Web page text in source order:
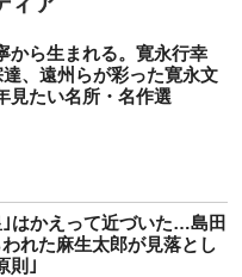
から生まれる。寛永行幸
、遠州らが彩った寛永文
見たい名所・名作選
はかえって近づいた…島田
れた麻生太郎が見落とし
則｣